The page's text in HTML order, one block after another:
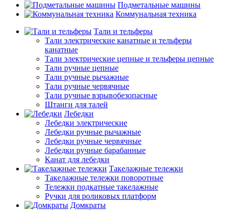
Подметальные машины
Коммунальная техника
Тали и тельферы
Тали электрические канатные и тельферы
канатные
Тали электрические цепные и тельферы цепные
Тали ручные цепные
Тали ручные рычажные
Тали ручные червячные
Тали ручные взрывобезопасные
Штанги для талей
Лебедки
Лебедки электрические
Лебедки ручные рычажные
Лебедки ручные червячные
Лебедки ручные барабанные
Канат для лебедки
Такелажные тележки
Такелажные тележки поворотные
Тележки подкатные такелажные
Ручки для роликовых платформ
Домкраты